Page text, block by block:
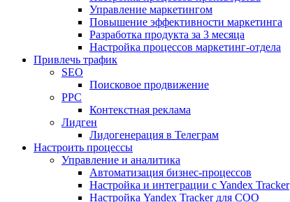
Управление маркетингом
Повышение эффективности маркетинга
Разработка продукта за 3 месяца
Настройка процессов маркетинг-отдела
Привлечь трафик
SEO
Поисковое продвижение
PPC
Контекстная реклама
Лидген
Лидогенерация в Телеграм
Настроить процессы
Управление и аналитика
Автоматизация бизнес-процессов
Настройка и интеграции с Yandex Tracker
Настройка Yandex Tracker для СОО